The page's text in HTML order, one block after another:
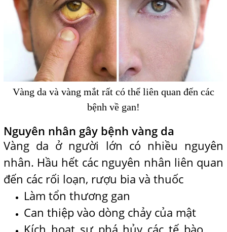
Vàng da và vàng mắt rất có thể liên quan đến các
bệnh về gan!
Nguyên nhân gây bệnh vàng da
Vàng da ở người lớn có nhiều nguyên
nhân. Hầu hết các nguyên nhân liên quan
đến các rối loạn, rượu bia và thuốc
Làm tổn thương gan
Can thiệp vào dòng chảy của mật
Kích hoạt sự phá hủy các tế bào